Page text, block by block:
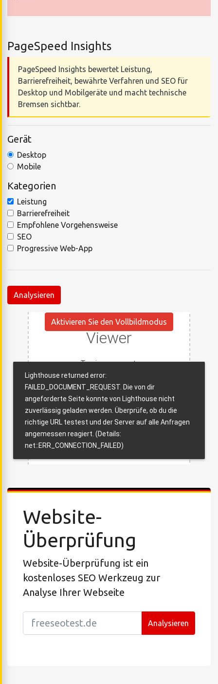
PageSpeed Insights
PageSpeed Insights bewertet Leistung,
Barrierefreiheit, bewährte Verfahren und SEO für
Desktop und Mobilgeräte und macht technische
Bremsen sichtbar.
Gerät
Desktop
Mobile
Kategorien
Leistung
Barrierefreiheit
Empfohlene Vorgehensweise
SEO
Progressive Web-App
Analysieren
Aktivieren Sie den Vollbildmodus
Website-
Überprüfung
Website-Überprüfung ist ein
kostenloses SEO Werkzeug zur
Analyse Ihrer Webseite
Analysieren